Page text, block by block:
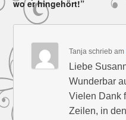
wo er hingehört!”
Tanja schrieb am
Liebe
Wunderbar
Vielen Dank
Zeilen, in